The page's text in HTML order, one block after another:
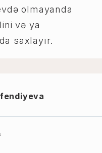
olmayanda
və ya
saxlayır.